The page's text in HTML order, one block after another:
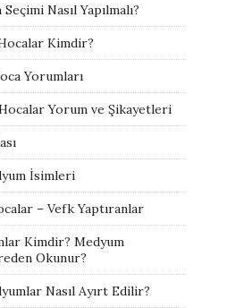
Nasıl Yapılmalı?
Kimdir?
Yorumları
Yorum ve Şikayetleri
İsimleri
– Vefk Yaptıranlar
Kimdir? Medyum
Okunur?
Nasıl Ayırt Edilir?